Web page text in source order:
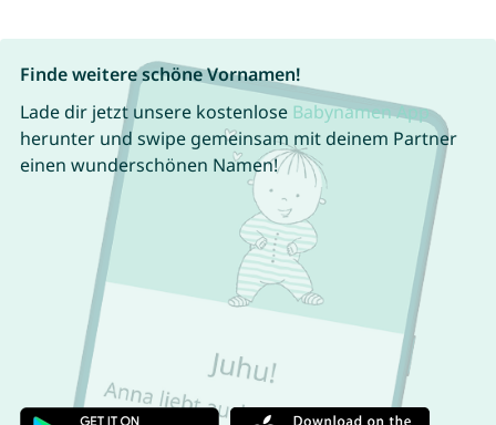
Finde weitere schöne Vornamen!
Lade dir jetzt unsere kostenlose Babynamen App
herunter und swipe gemeinsam mit deinem Partner
einen wunderschönen Namen!